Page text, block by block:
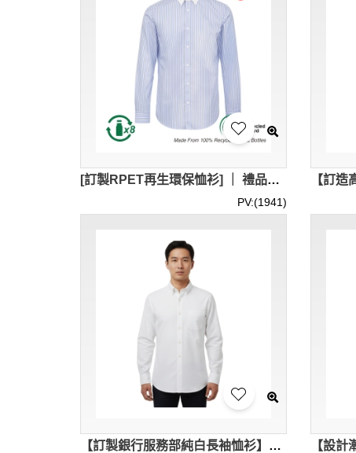
[訂製RPET再生環保恤衫] ｜ 禮品再生企業｜訂製員工制服｜團隊工作服訂製｜R434
PV:(1941)
【訂製銀行服務部純白長袖恤衫】｜純白色抗皺布料｜HSBC Customer Service Department｜男款長袖恤衫專門店 R464